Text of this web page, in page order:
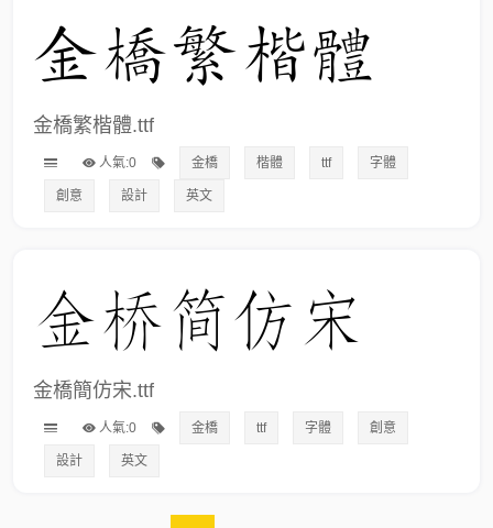
金橋繁楷體.ttf
人氣:0 金橋 楷體 ttf 字體
創意 設計 英文
金橋簡仿宋.ttf
人氣:0 金橋 ttf 字體 創意
設計 英文